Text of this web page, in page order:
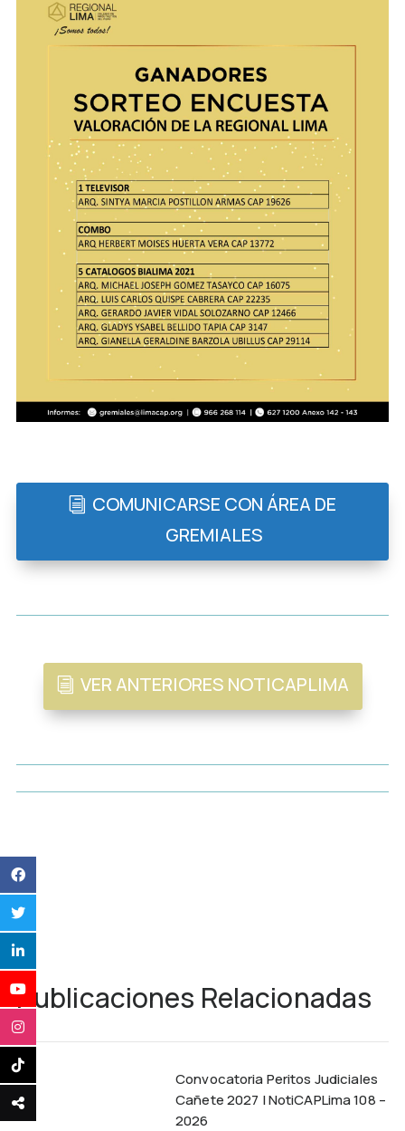
COMUNICARSE CON ÁREA DE
GREMIALES
VER ANTERIORES NOTICAPLIMA
Publicaciones Relacionadas
Convocatoria Peritos Judiciales
Cañete 2027 | NotiCAPLima 108 –
2026